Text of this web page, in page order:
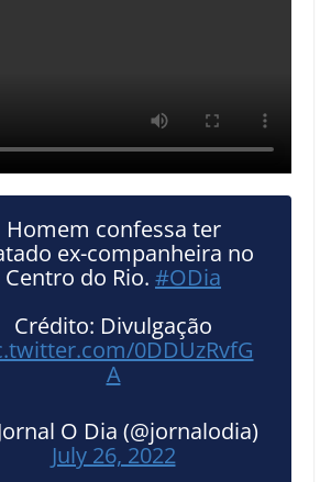
Homem confessa ter
ex-companheira no
Centro do Rio. #ODia
Crédito: Divulgação
0DDUzRvfG
A
O Dia (@jornalodia)
July 26, 2022